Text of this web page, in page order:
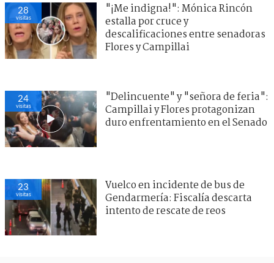
28
visitas
"¡Me indigna!": Mónica Rincón
estalla por cruce y
descalificaciones entre senadoras
Flores y Campillai
24
visitas
"Delincuente" y "señora de feria":
Campillai y Flores protagonizan
duro enfrentamiento en el Senado
23
visitas
Vuelco en incidente de bus de
Gendarmería: Fiscalía descarta
intento de rescate de reos